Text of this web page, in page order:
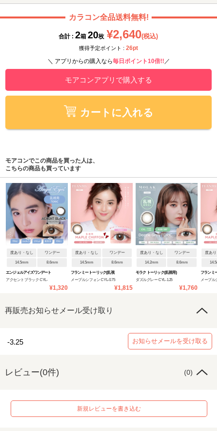
カラコン全品送料無料!
合計 : 2箱 20枚 ¥2,640(税込)
獲得予定ポイント : 26pt
＼ アプリからの購入なら毎日ポイント10倍!! ／
モアコンアプリで購入する
カートに入れる
モアコンでこの商品を買った人は、
こちらの商品も買っています
度あり・なし ワンデー
14.5mm 8.6mm
エンジェルアイズワンデート
アクセントブラック CYL-
¥1,320
度あり・なし ワンデー
14.5mm 8.6mm
フランミー トーリック(乱視
メープルシフォン CYL-0.75
¥1,815
度あり・なし ワンデー
14.2mm 8.6mm
モラク トーリック(乱視用)
ダズルグレー CYL-1.25
¥1,760
度あ
フランミ
メープル
再販売お知らせメール受け取り
-3.25 お知らせメールを受け取る
レビュー(0件) (0)
新規レビューを書き込む